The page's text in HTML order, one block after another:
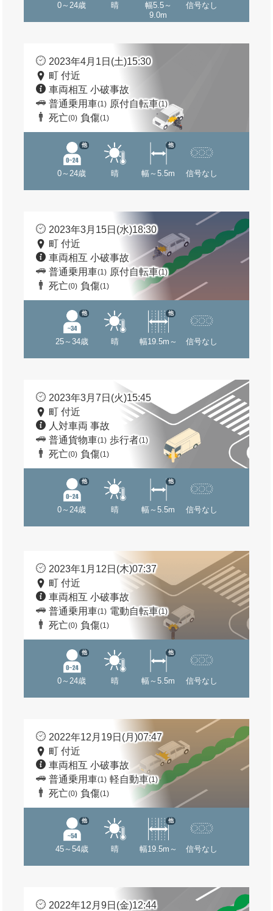
0～24歳 晴
幅5.5～
9.0m
信号なし
2023年4月1日(土)15:30
町 付近
車両相互 小破事故
普通乗用車(1) 原付自転車(1)
死亡(0) 負傷(1)
0～24歳
他
晴 幅～5.5m
他
信号なし
2023年3月15日(水)18:30
町 付近
車両相互 小破事故
普通乗用車(1) 原付自転車(1)
死亡(0) 負傷(1)
25～34歳
他
晴 幅19.5m～
他
信号なし
2023年3月7日(火)15:45
町 付近
人対車両 事故
普通貨物車(1) 歩行者(1)
死亡(0) 負傷(1)
0～24歳
他
晴 幅～5.5m
他
信号なし
2023年1月12日(木)07:37
町 付近
車両相互 小破事故
普通乗用車(1) 電動自転車(1)
死亡(0) 負傷(1)
0～24歳
他
晴 幅～5.5m
他
信号なし
2022年12月19日(月)07:47
町 付近
車両相互 小破事故
普通乗用車(1) 軽自動車(1)
死亡(0) 負傷(1)
45～54歳
他
晴 幅19.5m～
他
信号なし
2022年12月9日(金)12:44